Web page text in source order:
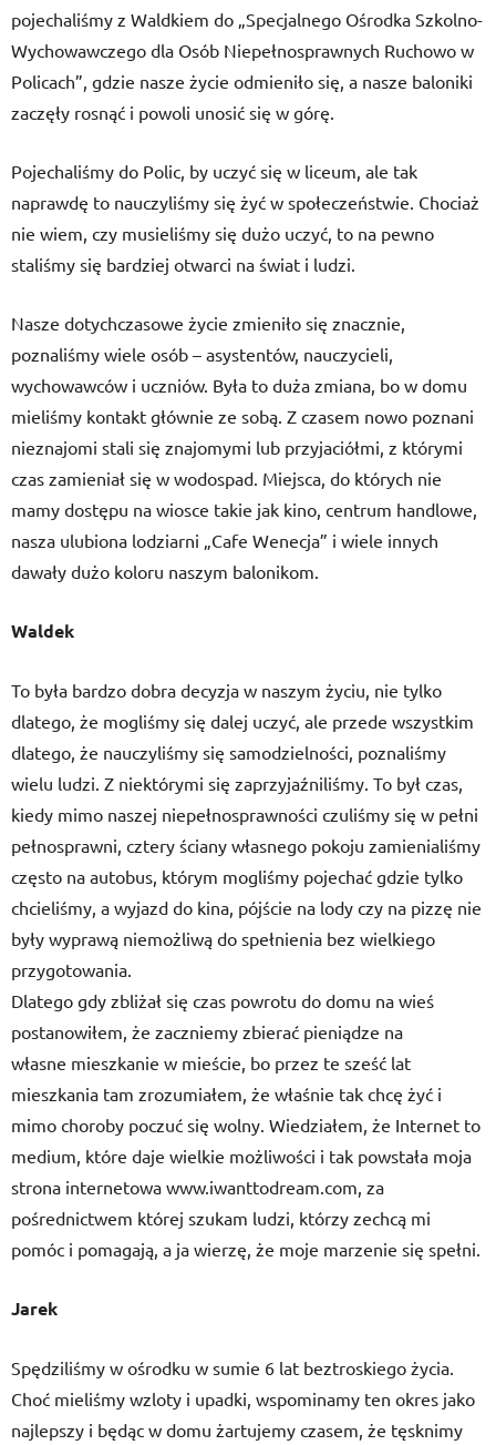
pojechaliśmy z Waldkiem do „Specjalnego Ośrodka Szkolno-
Wychowawczego dla Osób Niepełnosprawnych Ruchowo w
Policach”, gdzie nasze życie odmieniło się, a nasze baloniki
zaczęły rosnąć i powoli unosić się w górę.
Pojechaliśmy do Polic, by uczyć się w liceum, ale tak
naprawdę to nauczyliśmy się żyć w społeczeństwie. Chociaż
nie wiem, czy musieliśmy się dużo uczyć, to na pewno
staliśmy się bardziej otwarci na świat i ludzi.
Nasze dotychczasowe życie zmieniło się znacznie,
poznaliśmy wiele osób – asystentów, nauczycieli,
wychowawców i uczniów. Była to duża zmiana, bo w domu
mieliśmy kontakt głównie ze sobą. Z czasem nowo poznani
nieznajomi stali się znajomymi lub przyjaciółmi, z którymi
czas zamieniał się w wodospad. Miejsca, do których nie
mamy dostępu na wiosce takie jak kino, centrum handlowe,
nasza ulubiona lodziarni „Cafe Wenecja” i wiele innych
dawały dużo koloru naszym balonikom.
Waldek
To była bardzo dobra decyzja w naszym życiu, nie tylko
dlatego, że mogliśmy się dalej uczyć, ale przede wszystkim
dlatego, że nauczyliśmy się samodzielności, poznaliśmy
wielu ludzi. Z niektórymi się zaprzyjaźniliśmy. To był czas,
kiedy mimo naszej niepełnosprawności czuliśmy się w pełni
pełnosprawni, cztery ściany własnego pokoju zamienialiśmy
często na autobus, którym mogliśmy pojechać gdzie tylko
chcieliśmy, a wyjazd do kina, pójście na lody czy na pizzę nie
były wyprawą niemożliwą do spełnienia bez wielkiego
przygotowania.
Dlatego gdy zbliżał się czas powrotu do domu na wieś
postanowiłem, że zaczniemy zbierać pieniądze na
własne mieszkanie w mieście, bo przez te sześć lat
mieszkania tam zrozumiałem, że właśnie tak chcę żyć i
mimo choroby poczuć się wolny. Wiedziałem, że Internet to
medium, które daje wielkie możliwości i tak powstała moja
strona internetowa www.iwanttodream.com, za
pośrednictwem której szukam ludzi, którzy zechcą mi
pomóc i pomagają, a ja wierzę, że moje marzenie się spełni.
Jarek
Spędziliśmy w ośrodku w sumie 6 lat beztroskiego życia.
Choć mieliśmy wzloty i upadki, wspominamy ten okres jako
najlepszy i będąc w domu żartujemy czasem, że tęsknimy